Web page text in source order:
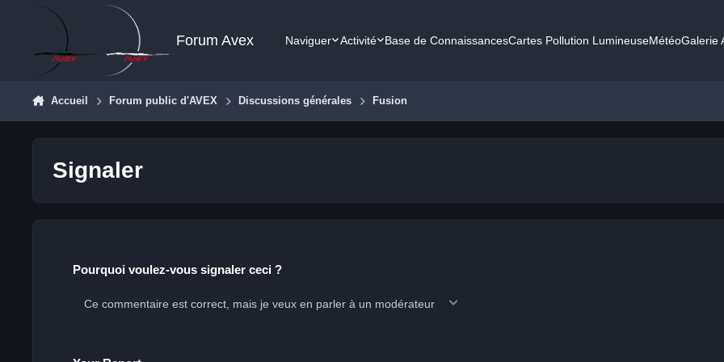
Aller au contenu
Forum Avex Naviguer Activité Base de ConnaissancesCartes Pollution LumineuseMétéoGalerie
Accueil Forum public d'AVEX Discussions générales Fusion
Signaler
Pourquoi voulez-vous signaler ceci ?